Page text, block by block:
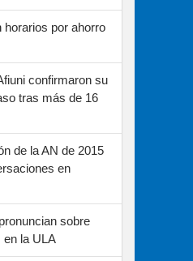
por ahorro
confirmaron su
tras más de 16
de la AN de 2015
en
sobre
en la ULA